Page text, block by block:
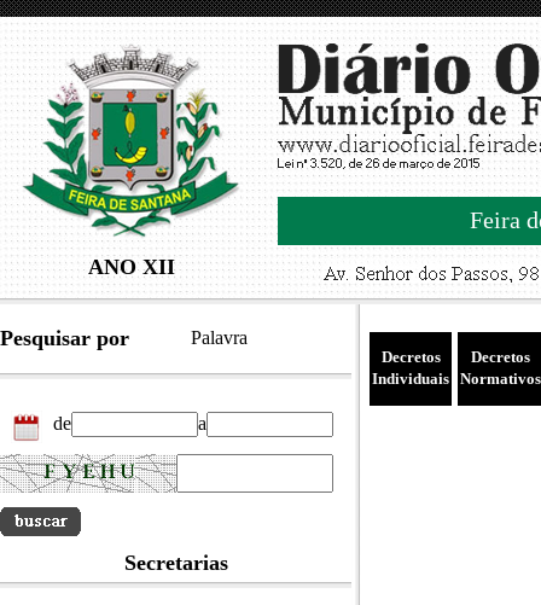
ANO XII
Feira
Pesquisar por Palavra
de a
Secretarias
Decretos
Individuais
Decretos
Normativos